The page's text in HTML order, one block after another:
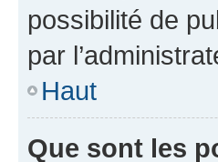
possibilité de
par
Haut
Que sont les